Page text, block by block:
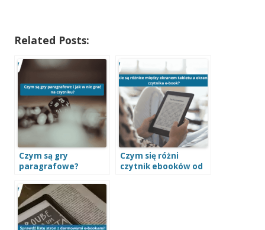
Related Posts:
Czym są gry
paragrafowe?
książkowe
Czym się różni
czytnik ebooków od